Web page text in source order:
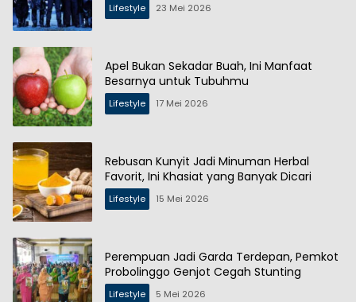
Lifestyle 23 Mei 2026
Apel Bukan Sekadar Buah, Ini Manfaat
Besarnya untuk Tubuhmu
Lifestyle 17 Mei 2026
Rebusan Kunyit Jadi Minuman Herbal
Favorit, Ini Khasiat yang Banyak Dicari
Lifestyle 15 Mei 2026
Perempuan Jadi Garda Terdepan, Pemkot
Probolinggo Genjot Cegah Stunting
Lifestyle 5 Mei 2026